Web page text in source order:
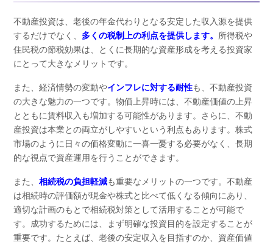
不動産投資は、老後の年金代わりとなる安定した収入源を提供
するだけでなく、 多くの税制上の利点を提供します。 所得税や
住民税の節税効果は、とくに長期的な資産形成を考える投資家
にとって大きなメリットです。
また、経済情勢の変動やインフレに対する耐性も、不動産投資
の大きな魅力の一つです。物価上昇時には、不動産価値の上昇
とともに賃料収入も増加する可能性があります。さらに、不動
産投資は本業との両立がしやすいという利点もあります。株式
市場のように日々の価格変動に一喜一憂する必要がなく、長期
的な視点で資産運用を行うことができます。
また、 相続税の負担軽減も重要なメリットの一つです。不動産
は相続時の評価額が現金や株式と比べて低くなる傾向にあり、
適切な計画のもとで相続税対策として活用することが可能で
す。成功するためには、まず明確な投資目的を設定することが
重要です。たとえば、老後の安定収入を目指すのか、資産価値